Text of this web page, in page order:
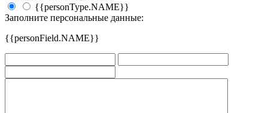
{{personType.NAME}}
Заполните персональные данные:
{{personField.NAME}}